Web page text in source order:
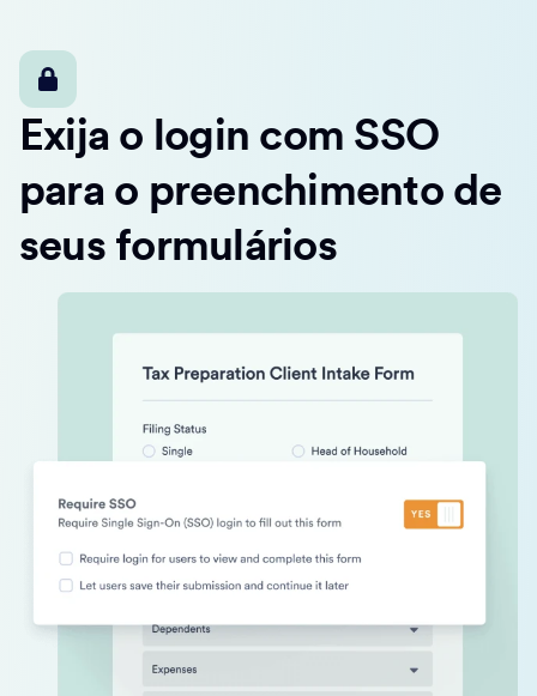
Exija o login com SSO
para o preenchimento de
seus formulários